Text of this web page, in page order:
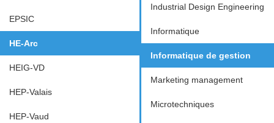
EPSIC
HE-Arc
HEIG-VD
HEP-Valais
HEP-Vaud
Industrial Design Engineering
Informatique
Informatique de gestion
Marketing management
Microtechniques